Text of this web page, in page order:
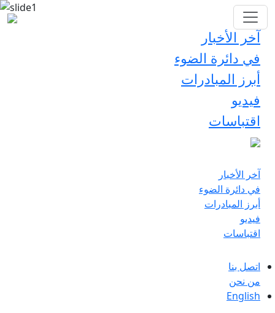
آخر الأخبار
في دائرة الضوء
أبرز المبادرات
فيديو
اقتباسات
آخر الأخبار
في دائرة الضوء
أبرز المبادرات
فيديو
اقتباسات
اتصل بنا
من نحن
English